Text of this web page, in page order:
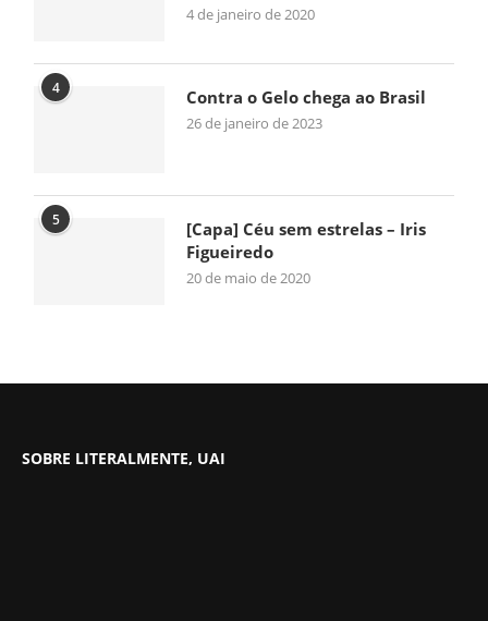
4 de janeiro de 2020
4 Contra o Gelo chega ao Brasil
26 de janeiro de 2023
5
[Capa] Céu sem estrelas – Iris
Figueiredo
20 de maio de 2020
SOBRE LITERALMENTE, UAI